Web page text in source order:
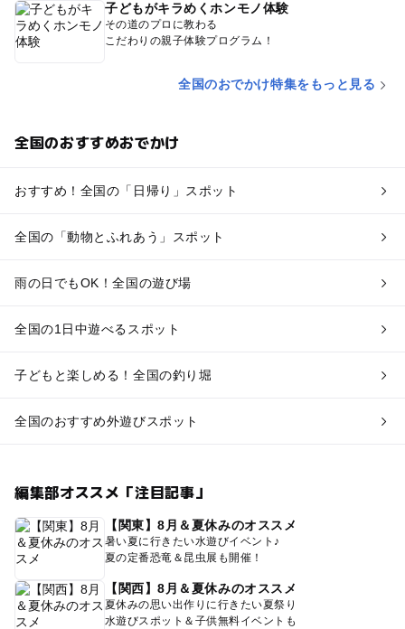
子どもがキラめくホンモノ体験
その道のプロに教わる
こだわりの親子体験プログラム！
全国のおでかけ特集をもっと見る
全国のおすすめおでかけ
おすすめ！全国の「日帰り」スポット
全国の「動物とふれあう」スポット
雨の日でもOK！全国の遊び場
全国の1日中遊べるスポット
子どもと楽しめる！全国の釣り堀
全国のおすすめ外遊びスポット
編集部オススメ「注目記事」
【関東】8月＆夏休みのオススメ
暑い夏に行きたい水遊びイベント♪
夏の定番恐竜＆昆虫展も開催！
【関西】8月＆夏休みのオススメ
夏休みの思い出作りに行きたい夏祭り
水遊びスポット＆子供無料イベントも